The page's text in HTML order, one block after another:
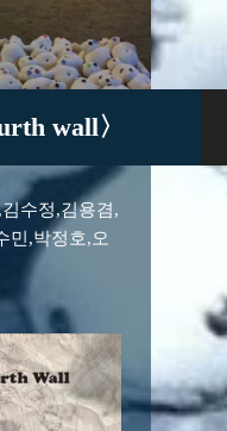
wall〉
수정,김용겸,
민,박정호,오